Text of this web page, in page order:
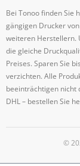
Bei Tonoo finden Sie
gängigen Drucker
weiteren Herstellern.
die gleiche
Preises. Sparen Sie
verzichten. Alle
beeinträchtigen nicht
DHL – bestellen Sie
©